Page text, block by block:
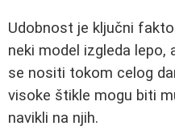
Udobnost je ključni
neki model izgleda lepo,
se nositi tokom celog
visoke štikle mogu biti
navikli na njih.